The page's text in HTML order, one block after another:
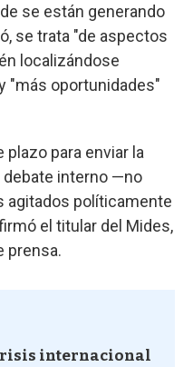
se están generando
se trata "de aspectos
localizándose
"más oportunidades"
para enviar la
debate interno —no
agitados políticamente
el titular del Mides,
prensa.
internacional